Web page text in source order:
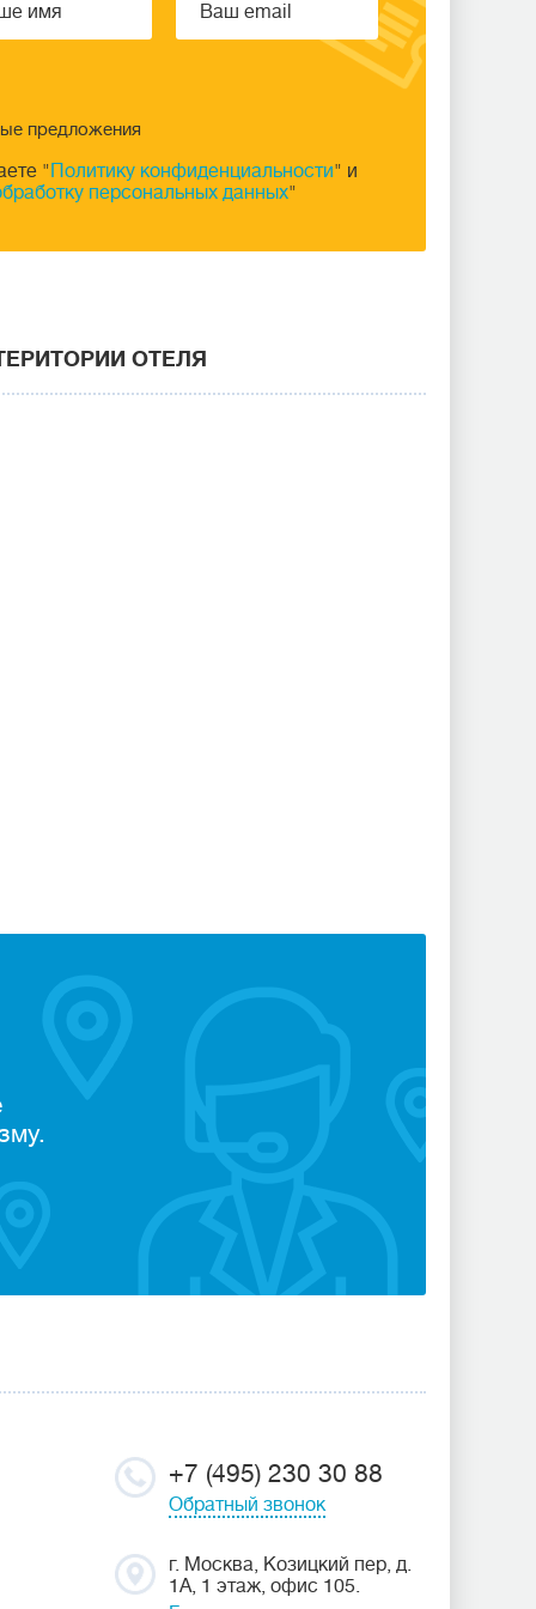
предложения
" Политику конфиденциальности" и
персональных данных"
ОТЕЛЯ
+7 (495) 230 30 88
Обратный звонок
г. Москва, Козицкий пер, д.
1А, 1 этаж, офис 105.